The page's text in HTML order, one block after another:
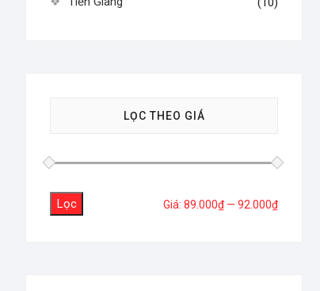
LỌC THEO GIÁ
Giá
Giá
Lọc Giá: 89.000₫ — 92.000₫